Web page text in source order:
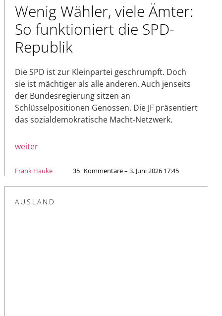
Wenig Wähler, viele Ämter:
So funktioniert die SPD-
Republik
Die SPD ist zur Kleinpartei geschrumpft. Doch
sie ist mächtiger als alle anderen. Auch jenseits
der Bundesregierung sitzen an
Schlüsselpositionen Genossen. Die JF präsentiert
das sozialdemokratische Macht-Netzwerk.
weiter
Frank Hauke 35 Kommentare – 3. Juni 2026 17:45
AUSLAND